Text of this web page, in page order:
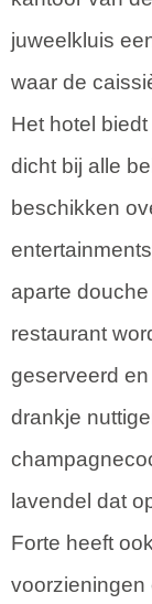
juweelkluis
waar de
Het hotel
dicht bij alle
beschikken
aparte
restaurant
geserveerd
drankje
lavendel dat
Forte heeft
voorzieningen